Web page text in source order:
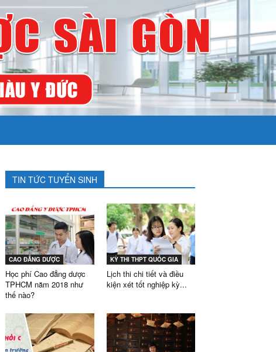
TIN TỨC TUYỂN SINH
CAO ĐẲNG DƯỢC
Học phí Cao đẳng dược
TPHCM năm 2018 như
thế nào?
KỲ THI THPT QUỐC GIA
Lịch thi chi tiết và điều
kiện xét tốt nghiệp kỳ...